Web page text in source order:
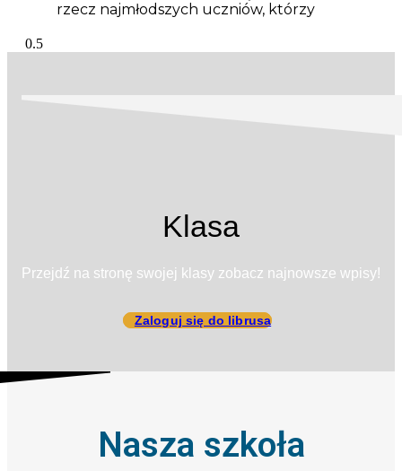
rzecz najmłodszych uczniów, którzy
Klasa
Przejdź na stronę swojej klasy zobacz najnowsze wpisy!
Zaloguj się do librusa
Nasza szkoła